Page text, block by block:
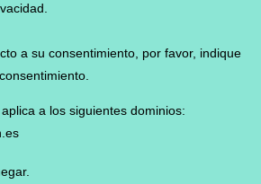
a su consentimiento, por favor, indique
a los siguientes dominios: